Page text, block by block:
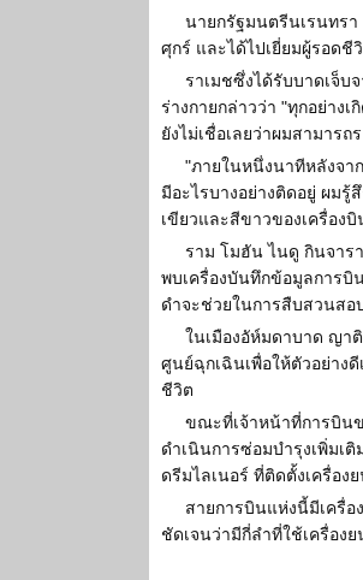
นายกรัฐมนตรีนเรนทร
ศุกร์ และได้ไปเยี่ยมผู้รอดชี
ราเมชซึ่งได้รับบาดเจ็บ
ร่างกายกล่าวว่า "ทุกอย่าง
ยังไม่เชื่อเลยว่าผมสามารถ
"ภายในหนึ่งนาทีหลังจา
มีอะไรบางอย่างติดอยู่ ผมรู้
เขียวและสีขาวของเครื่อง
ราม โมฮัน ไนดู กินจาร
พบเครื่องบันทึกข้อมูลการบิ
ดำจะช่วยในการสืบสวนสอ
ในเมืองอัห์มดาบาด ญา
ศูนย์ฉุกเฉินเพื่อให้ตัวอย่าง
ชีวิต
ขณะที่เจ้าหน้าที่การบินข
ดำเนินการซ่อมบำรุงเพิ่มเ
ดรีมไลเนอร์ ที่ติดตั้งเครื่อง
สายการบินแห่งนี้มีเครื่อ
ชัดเจนว่ามีกี่ลำที่ใช้เครื่อง